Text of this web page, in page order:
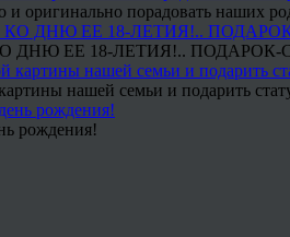
и оригинально порадовать наших
ЕЕ 18-ЛЕТИЯ!..
нашей семьи и подарить
рождения!